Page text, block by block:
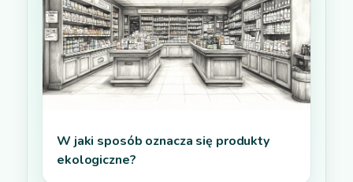
W jaki sposób oznacza się produkty
ekologiczne?